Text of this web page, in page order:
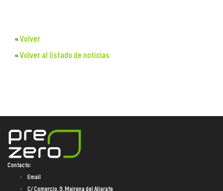
«Volver
«Volver al listado de noticias
Contacto:
Email
C/ Comercio, 9. Mairena del Aljarafe